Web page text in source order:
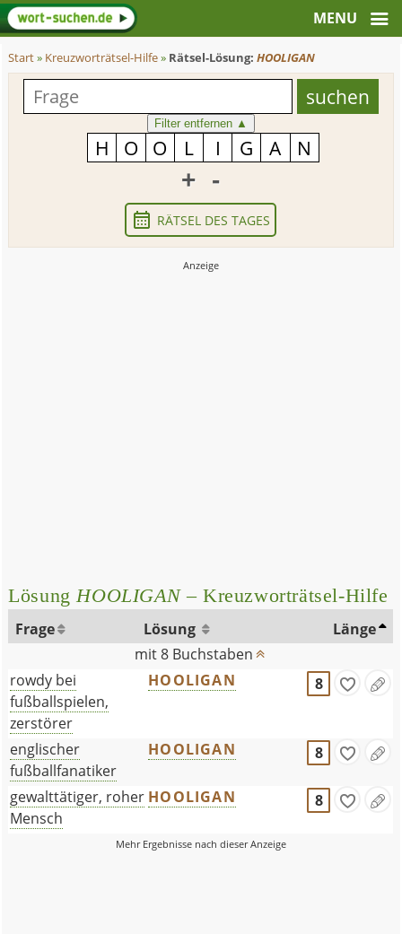
Start» Kreuzworträtsel-Hilfe» Rätsel-Lösung:HOOLIGAN
Filter entfernen ▲
+ -
RÄTSEL DES TAGES
LösungHOOLIGAN– Kreuzworträtsel-Hilfe
Frage Lösung
Länge
mit 8 Buchstaben
rowdy bei
fußballspielen,
zerstörer
HOOLIGAN 8
englischer
fußballfanatiker
HOOLIGAN 8
gewalttätiger, roher
Mensch
HOOLIGAN 8